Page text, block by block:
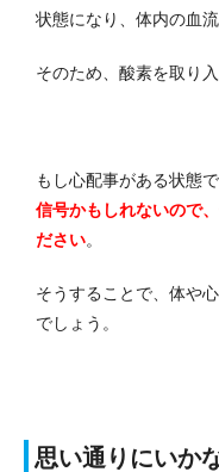
状態になり、体内の血
そのため、酸素を取り
もし心配事がある状態
信号かもしれないので
ださい。
そうすることで、体や
でしょう。
思い通りにいか